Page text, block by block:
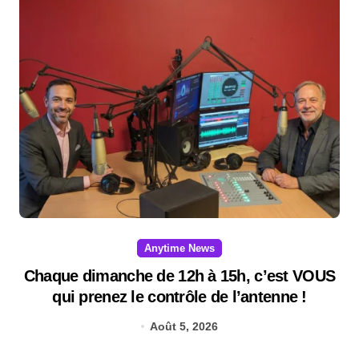
Anytime News
Chaque dimanche de 12h à 15h, c’est VOUS
qui prenez le contrôle de l’antenne !
Août 5, 2026